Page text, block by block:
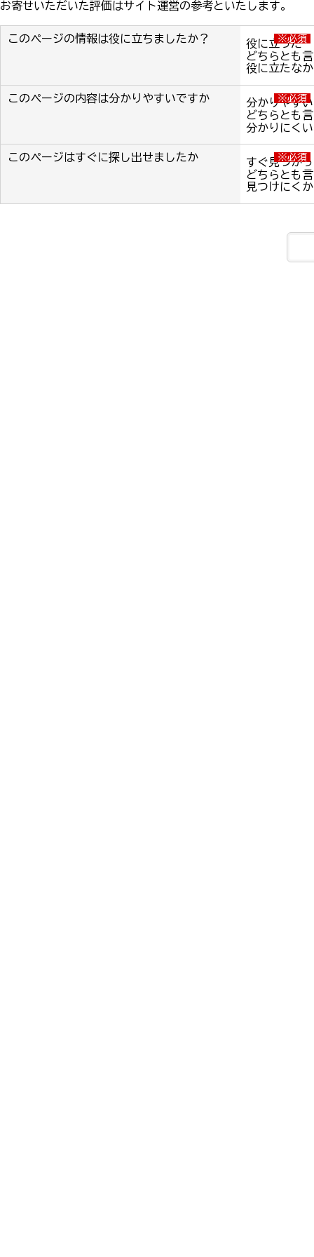
お寄せいただいた評価はサイト運営の参考といたします。
このページの情報は役に立ちましたか？ ※必須
役に立った
どちらとも
役に立たな
このページの内容は分かりやすいですか ※必須
分かりやすい
どちらとも
分かりにくい
このページはすぐに探し出せましたか ※必須
すぐ見つか
どちらとも
見つけにく